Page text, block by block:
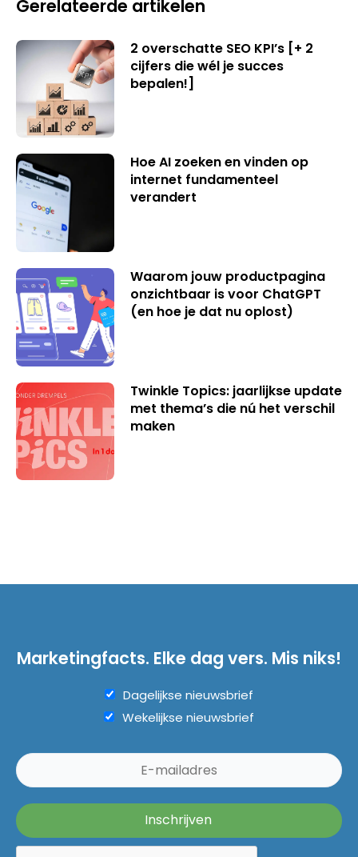
Gerelateerde artikelen
2 overschatte SEO KPI’s [+ 2
cijfers die wél je succes
bepalen!]
Hoe AI zoeken en vinden op
internet fundamenteel
verandert
Waarom jouw productpagina
onzichtbaar is voor ChatGPT
(en hoe je dat nu oplost)
Twinkle Topics: jaarlijkse update
met thema’s die nú het verschil
maken
Marketingfacts. Elke dag vers. Mis niks!
Dagelijkse nieuwsbrief
Wekelijkse nieuwsbrief